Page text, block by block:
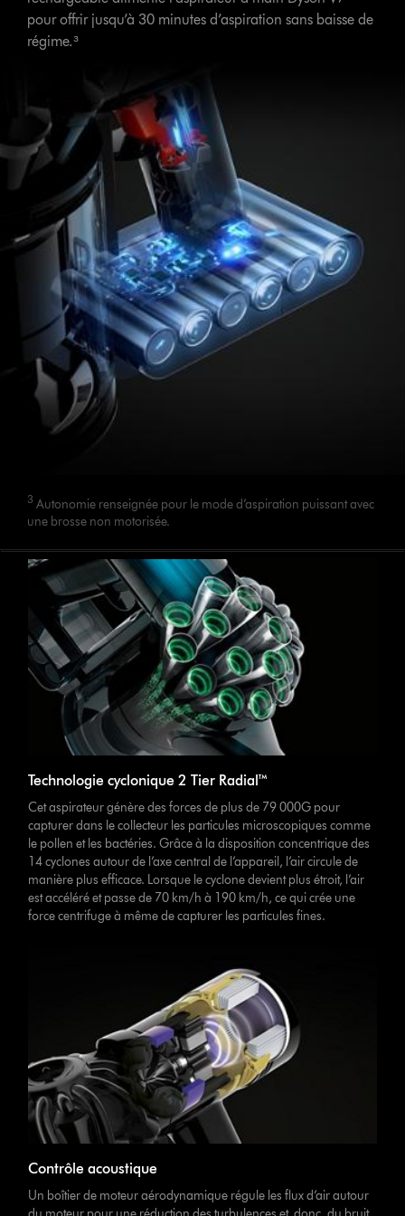
pour offrir jusqu’à 30 minutes d’aspiration sans baisse de
régime.³
3 Autonomie renseignée pour le mode d’aspiration puissant avec
une brosse non motorisée.
Technologie cyclonique 2 Tier Radial™
Cet aspirateur génère des forces de plus de 79 000G pour
capturer dans le collecteur les particules microscopiques comme
le pollen et les bactéries. Grâce à la disposition concentrique des
14 cyclones autour de l’axe central de l’appareil, l’air circule de
manière plus efficace. Lorsque le cyclone devient plus étroit, l’air
est accéléré et passe de 70 km/h à 190 km/h, ce qui crée une
force centrifuge à même de capturer les particules fines.
Contrôle acoustique
Un boîtier de moteur aérodynamique régule les flux d’air autour